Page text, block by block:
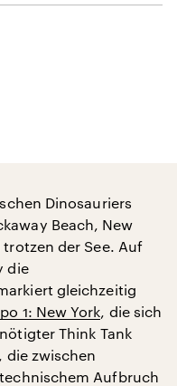
Dinosauriers
Beach, New
der See. Auf
die
gleichzeitig
1: New York, die sich
Think Tank
die zwischen
Aufbruch